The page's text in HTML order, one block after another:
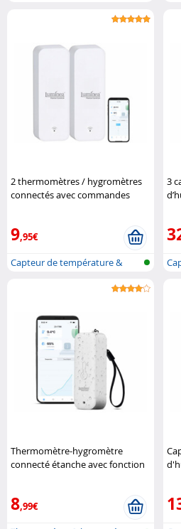
2 thermomètres / hygromètres
connectés avec commandes
9,95€
Capteur de température &
3
Thermomètre-hygromètre
connecté étanche avec fonction
8,99€